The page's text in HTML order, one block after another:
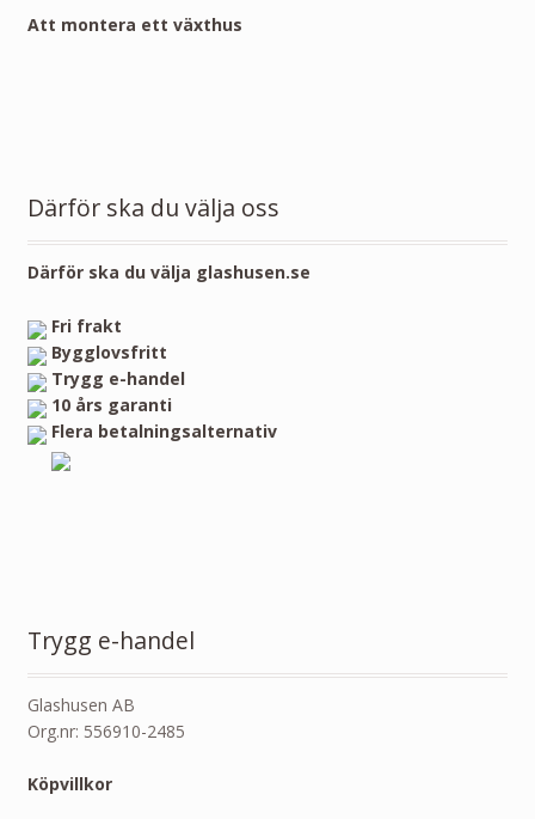
Att montera ett växthus
Därför ska du välja oss
Därför ska du välja glashusen.se
Fri frakt
Bygglovsfritt
Trygg e-handel
10 års garanti
Flera betalningsalternativ
Trygg e-handel
Glashusen AB
Org.nr: 556910-2485
Köpvillkor